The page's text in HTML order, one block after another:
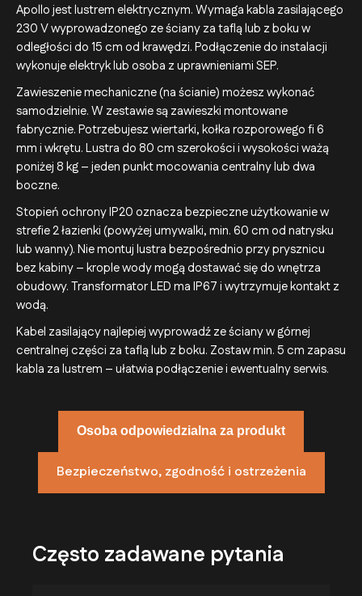
Apollo jest lustrem elektrycznym. Wymaga kabla zasilającego
230 V wyprowadzonego ze ściany za taflą lub z boku w
odległości do 15 cm od krawędzi. Podłączenie do instalacji
wykonuje elektryk lub osoba z uprawnieniami SEP.
Zawieszenie mechaniczne (na ścianie) możesz wykonać
samodzielnie. W zestawie są zawieszki montowane
fabrycznie. Potrzebujesz wiertarki, kołka rozporowego fi 6
mm i wkrętu. Lustra do 80 cm szerokości i wysokości ważą
poniżej 8 kg – jeden punkt mocowania centralny lub dwa
boczne.
Stopień ochrony IP20 oznacza bezpieczne użytkowanie w
strefie 2 łazienki (powyżej umywalki, min. 60 cm od natrysku
lub wanny). Nie montuj lustra bezpośrednio przy prysznicu
bez kabiny – krople wody mogą dostawać się do wnętrza
obudowy. Transformator LED ma IP67 i wytrzymuje kontakt z
wodą.
Kabel zasilający najlepiej wyprowadź ze ściany w górnej
centralnej części za taflą lub z boku. Zostaw min. 5 cm zapasu
kabla za lustrem – ułatwia podłączenie i ewentualny serwis.
Osoba odpowiedzialna za produkt
Bezpieczeństwo, zgodność i ostrzeżenia
Często zadawane pytania